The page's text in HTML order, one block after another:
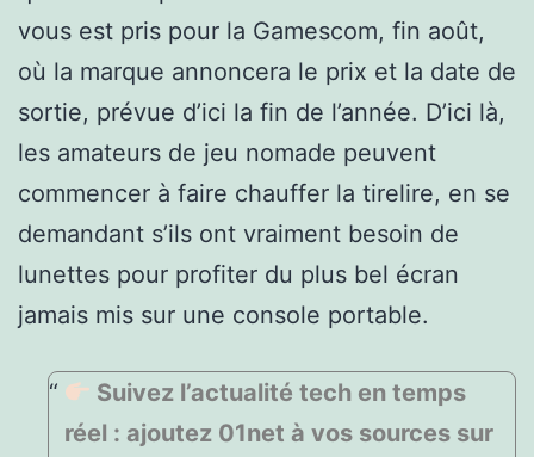
vous est pris pour la Gamescom, fin août,
où la marque annoncera le prix et la date de
sortie, prévue d’ici la fin de l’année. D’ici là,
les amateurs de jeu nomade peuvent
commencer à faire chauffer la tirelire, en se
demandant s’ils ont vraiment besoin de
lunettes pour profiter du plus bel écran
jamais mis sur une console portable.
Suivez l’actualité tech en temps
réel : ajoutez 01net à vos sources sur